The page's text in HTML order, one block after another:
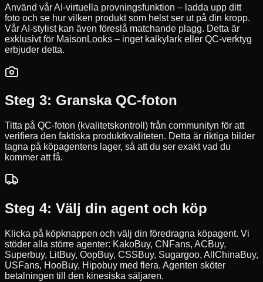
Använd vår AI-virtuella provningsfunktion – ladda upp ditt
foto och se hur vilken produkt som helst ser ut på din kropp.
Vår AI-stylist kan även föreslå matchande plagg. Detta är
exklusivt för MaisonLooks – inget kalkylark eller QC-verktyg
erbjuder detta.
Steg 3: Granska QC-foton
Titta på QC-foton (kvalitetskontroll) från communityn för att
verifiera den faktiska produktkvaliteten. Detta är riktiga bilder
tagna på köpagentens lager, så att du ser exakt vad du
kommer att få.
Steg 4: Välj din agent och köp
Klicka på köpknappen och välj din föredragna köpagent. Vi
stöder alla större agenter: KakoBuy, CNFans, ACBuy,
Superbuy, LitBuy, OopBuy, CSSBuy, Sugargoo, AllChinaBuy,
USFans, HooBuy, Hipobuy med flera. Agenten sköter
betalningen till den kinesiska säljaren.